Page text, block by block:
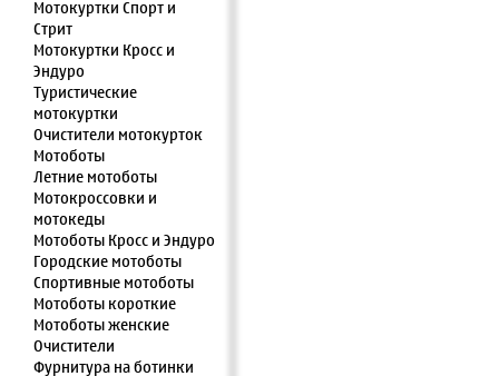
Мотокуртки Спорт и
Стрит
Мотокуртки Кросс и
Эндуро
Туристические
мотокуртки
Очистители мотокурток
Мотоботы
Летние мотоботы
Мотокроссовки и
мотокеды
Мотоботы Кросс и Эндуро
Городские мотоботы
Спортивные мотоботы
Мотоботы короткие
Мотоботы женские
Очистители
Фурнитура на ботинки